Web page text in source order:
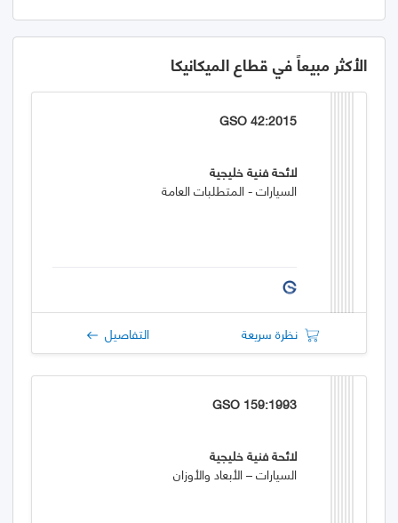
الأكثر مبيعاً في قطاع الميكانيكا
GSO 42:2015
لائحة فنية خليجية
السيارات - المتطلبات العامة
نظرة سريعة التفاصيل
GSO 159:1993
لائحة فنية خليجية
السيارات – الأبعاد والأوزان